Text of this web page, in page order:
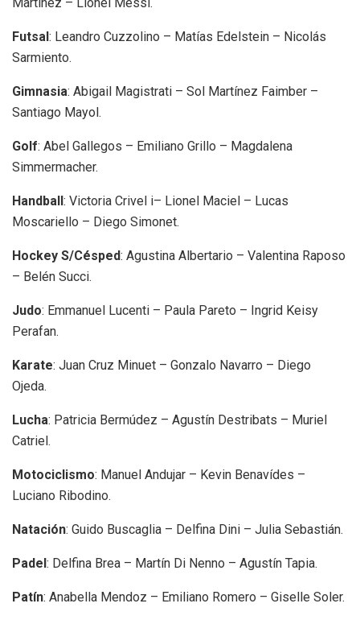
Futsal: Leandro Cuzzolino – Matías Edelstein – Nicolás
Sarmiento.
Gimnasia: Abigail Magistrati – Sol Martínez Faimber –
Santiago Mayol.
Golf: Abel Gallegos – Emiliano Grillo – Magdalena
Simmermacher.
Handball: Victoria Crivel i– Lionel Maciel – Lucas
Moscariello – Diego Simonet.
Hockey S/Césped: Agustina Albertario – Valentina Raposo
– Belén Succi.
Judo: Emmanuel Lucenti – Paula Pareto – Ingrid Keisy
Perafan.
Karate: Juan Cruz Minuet – Gonzalo Navarro – Diego
Ojeda.
Lucha: Patricia Bermúdez – Agustín Destribats – Muriel
Catriel.
Motociclismo: Manuel Andujar – Kevin Benavídes –
Luciano Ribodino.
Natación: Guido Buscaglia – Delfina Dini – Julia Sebastián.
Padel: Delfina Brea – Martín Di Nenno – Agustín Tapia.
Patín: Anabella Mendoz – Emiliano Romero – Giselle Soler.